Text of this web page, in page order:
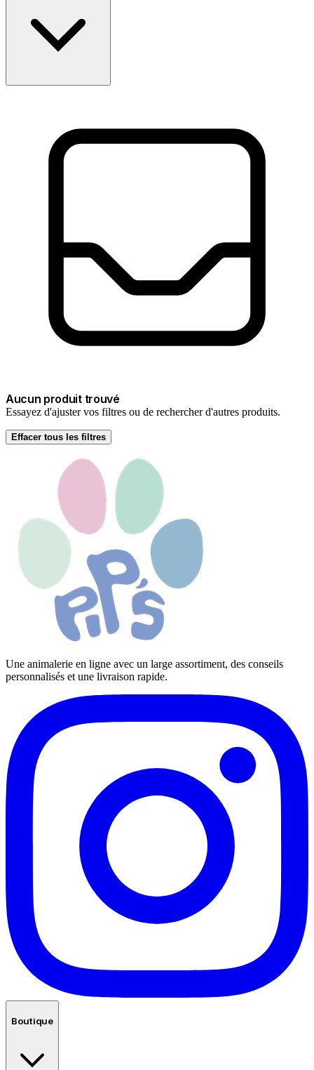
Aucun produit trouvé
Essayez d'ajuster vos filtres ou de rechercher d'autres produits.
Effacer tous les filtres
Une animalerie en ligne avec un large assortiment, des conseils
personnalisés et une livraison rapide.
Boutique